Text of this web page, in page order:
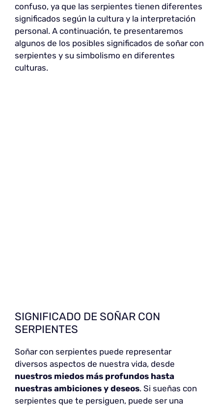
confuso, ya que las serpientes tienen diferentes
significados según la cultura y la interpretación
personal. A continuación, te presentaremos
algunos de los posibles significados de soñar con
serpientes y su simbolismo en diferentes
culturas.
SIGNIFICADO DE SOÑAR CON
SERPIENTES
Soñar con serpientes puede representar
diversos aspectos de nuestra vida, desde
nuestros miedos más profundos hasta
nuestras ambiciones y deseos. Si sueñas con
serpientes que te persiguen, puede ser una